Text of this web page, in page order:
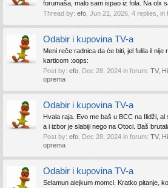
forumaša, malo sam ispao iz fola. Na olx
Thread by: efo Jun 21, 2026 , 4 replies, in
Odabir i kupovina TV-a
Meni reče radnica da će biti, jel fulila il
karticom :oops:
Post by: efo Dec 28, 2024 in forum: TV,
oprema
Odabir i kupovina TV-a
Hvala raja. Evo me baš u BCC na Ilidži,
a i izbor je slabiji nego na Otoci. Baš
Post by: efo Dec 28, 2024 in forum: TV,
oprema
Odabir i kupovina TV-a
Selamun alejkum momci. Kratko pitanje,